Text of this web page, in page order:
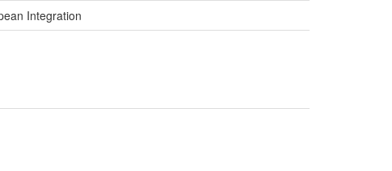
Integration